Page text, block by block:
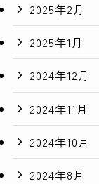
2025年2月
2025年1月
2024年12月
2024年11月
2024年10月
2024年8月